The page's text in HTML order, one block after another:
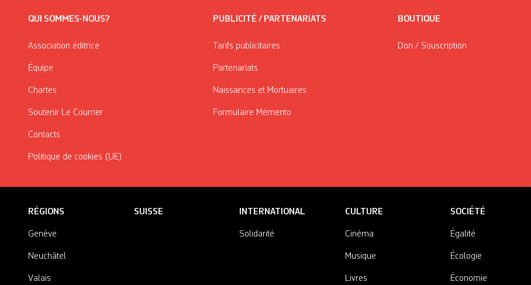
QUI SOMMES-NOUS?
Association éditrice
Équipe
Chartes
Soutenir Le Courrier
Contacts
Politique de cookies (UE)
PUBLICITÉ / PARTENARIATS
Tarifs publicitaires
Partenariats
Naissances et Mortuaires
Formulaire Mémento
BOUTIQUE
Don / Souscription
RÉGIONS
Genève
Neuchâtel
Valais
SUISSE INTERNATIONAL
Solidarité
CULTURE
Cinéma
Musique
Livres
SOCIÉTÉ
Égalité
Écologie
Économie